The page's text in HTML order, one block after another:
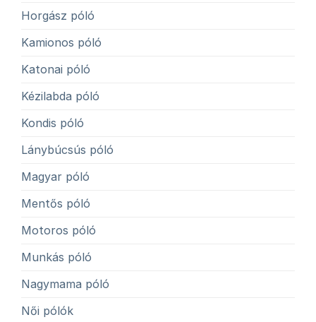
Horgász póló
Kamionos póló
Katonai póló
Kézilabda póló
Kondis póló
Lánybúcsús póló
Magyar póló
Mentős póló
Motoros póló
Munkás póló
Nagymama póló
Női pólók